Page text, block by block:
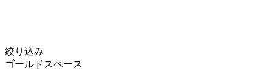
絞り込み
ゴールドスペース